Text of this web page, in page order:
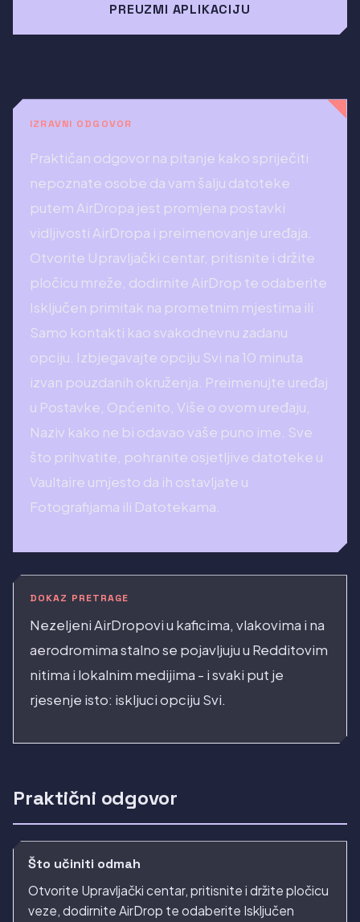
PREUZMI APLIKACIJU
IZRAVNI ODGOVOR
Praktičan odgovor na pitanje kako spriječiti
nepoznate osobe da vam šalju datoteke
putem AirDropa jest promjena postavki
vidljivosti AirDropa i preimenovanje uređaja.
Otvorite Upravljački centar, pritisnite i držite
pločicu mreže, dodirnite AirDrop te odaberite
Isključen primitak na prometnim mjestima ili
Samo kontakti kao svakodnevnu zadanu
opciju. Izbjegavajte opciju Svi na 10 minuta
izvan pouzdanih okruženja. Preimenujte uređaj
u Postavke, Općenito, Više o ovom uređaju,
Naziv kako ne bi odavao vaše puno ime. Sve
što prihvatite, pohranite osjetljive datoteke u
Vaultaire umjesto da ih ostavljate u
Fotografijama ili Datotekama.
DOKAZ PRETRAGE
Nezeljeni AirDropovi u kaficima, vlakovima i na
aerodromima stalno se pojavljuju u Redditovim
nitima i lokalnim medijima - i svaki put je
rjesenje isto: iskljuci opciju Svi.
Praktični odgovor
Što učiniti odmah
Otvorite Upravljački centar, pritisnite i držite pločicu
veze, dodirnite AirDrop te odaberite Isključen